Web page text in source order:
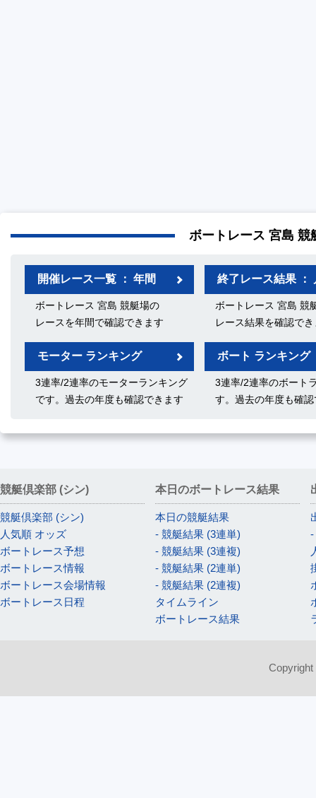
ボートレース 宮島 競
開催レース一覧 ： 年間
ボートレース 宮島 競艇場の
レースを年間で確認できます
終了レース結果 ：
ボートレース 宮島 競
レース結果を確認で
モーター ランキング
3連率/2連率のモーターランキング
です。過去の年度も確認できます
ボート ランキング
3連率/2連率のボート
す。過去の年度も確
競艇倶楽部 (シン)
競艇倶楽部 (シン)
人気順 オッズ
ボートレース予想
ボートレース情報
ボートレース会場情報
ボートレース日程
本日のボートレース結果
本日の競艇結果
- 競艇結果 (3連単)
- 競艇結果 (3連複)
- 競艇結果 (2連単)
- 競艇結果 (2連複)
タイムライン
ボートレース結果
-